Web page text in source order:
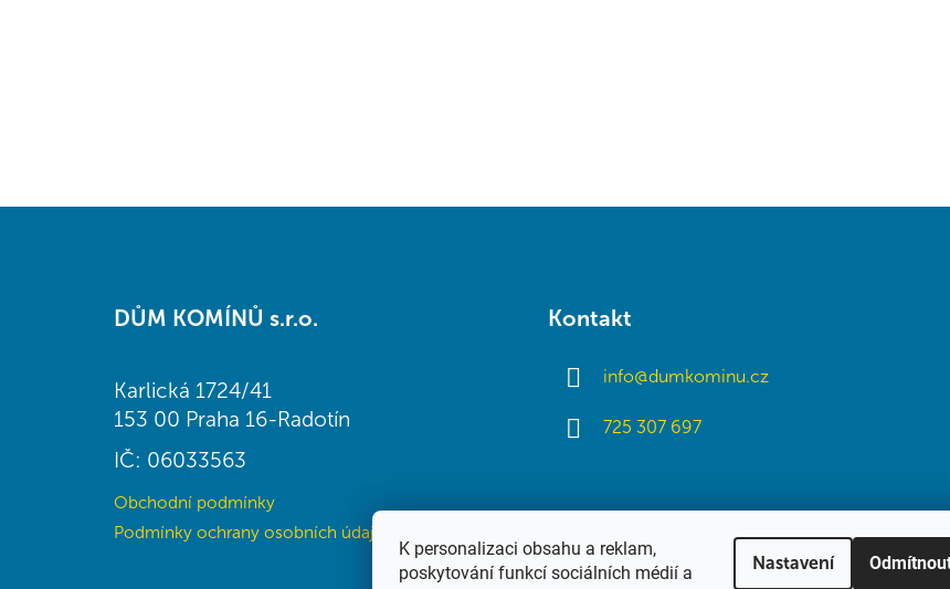
K personalizaci obsahu a reklam,
poskytování funkcí sociálních médií a
Nastavení
DŮM KOMÍNŮ s.r.o.
Karlická 1724/41
153 00 Praha 16-Radotín
IČ: 06033563
Obchodní podmínky
Podmínky ochrany osobních údajů (GDPR)
Kontakt
info@dumkominu.cz
725 307 697